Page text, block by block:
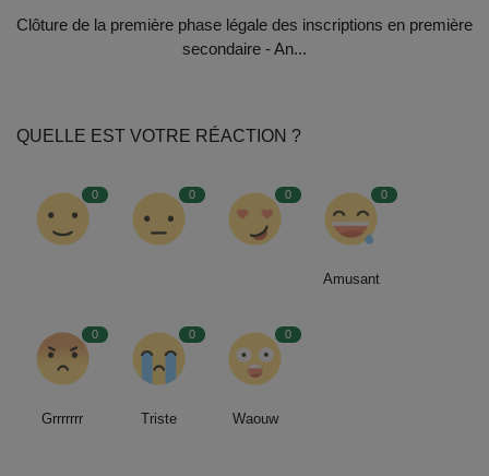
Clôture de la première phase légale des inscriptions en première
secondaire - An...
QUELLE EST VOTRE RÉACTION ?
0 0 0 0
Amusant
0
Grrrrrrr
0
Triste
0
Waouw